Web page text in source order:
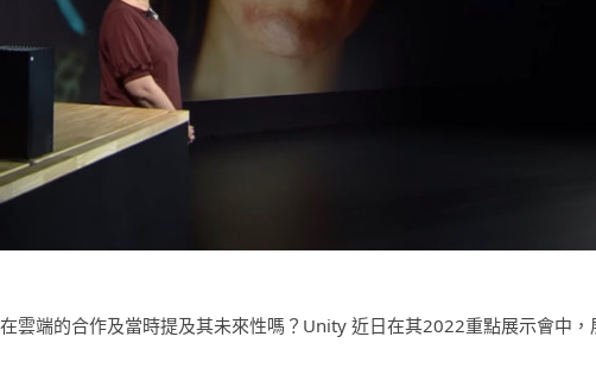
雲端的合作及當時提及其未來性嗎？Unity 近日在其2022重點展示會中，